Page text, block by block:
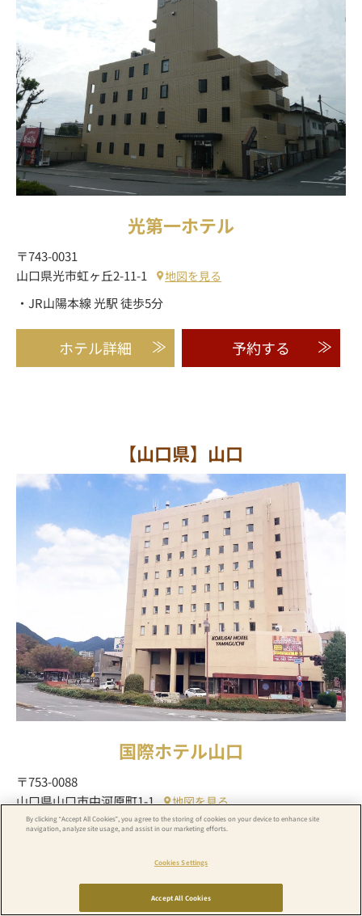
光第一ホテル
〒743-0031
山口県光市虹ヶ丘2-11-1
地図を見る
・JR山陽本線 光駅 徒歩5分
ホテル詳細 予約する
【山口県】山口
国際ホテル山口
〒753-0088
山口県山口市中河原町1-1
地図を見る
・JR山口駅から徒歩10分
By clicking “Accept All Cookies”, you agree to the storing of cookies on your device to enhance site
navigation, analyze site usage, and assist in our marketing efforts.
Cookies Settings
Accept All Cookies